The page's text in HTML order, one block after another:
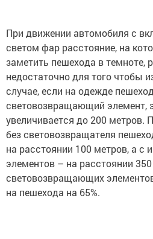
При движении автомобиля с
светом фар расстояние, на
заметить пешехода в темноте,
недостаточно для того чтобы
случае, если на одежде
световозвращающий элемент,
увеличивается до 200 метров.
без световозвращателя
на расстоянии 100 метров, а с
элементов – на расстоянии
световозвращающих
на пешехода на 65%.